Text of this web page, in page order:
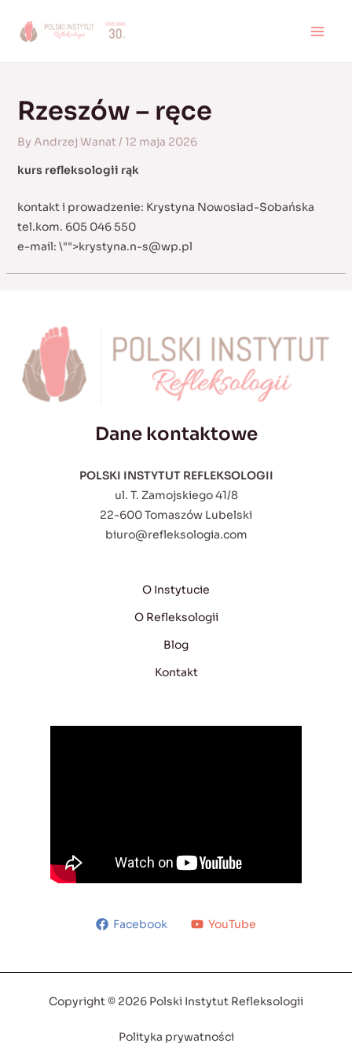
Rzeszów – ręce
By Andrzej Wanat/12 maja 2026
kurs refleksologii rąk
kontakt i prowadzenie: Krystyna Nowosiad-Sobańska
tel.kom. 605 046 550
e-mail: \"">krystyna.n-s@wp.pl
Dane kontaktowe
POLSKI INSTYTUT REFLEKSOLOGII
ul. T. Zamojskiego 41/8
22-600 Tomaszów Lubelski
biuro@refleksologia.com
O Instytucie
O Refleksologii
Blog
Kontakt
Facebook YouTube
Copyright © 2026 Polski Instytut Refleksologii
Polityka prywatności